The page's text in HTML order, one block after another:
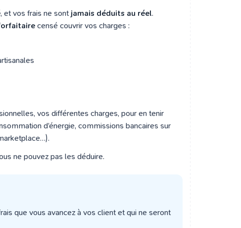
, et vos frais ne sont jamais déduits au réel.
censé couvrir vos charges :
vos différentes charges, pour en tenir
d’énergie, commissions bancaires sur
ne pouvez pas les déduire.
que vous avancez à vos client et qui ne seront